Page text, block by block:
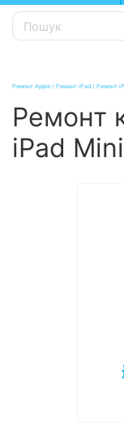
Ремонт Apple / Ремонт iPad / Ремонт
Ремонт
iPad